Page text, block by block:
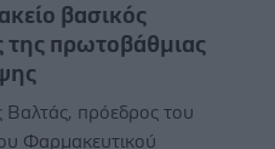
βασικός
της πρωτοβάθμιας
Βαλτάς, πρόεδρος του
Φαρμακευτικού